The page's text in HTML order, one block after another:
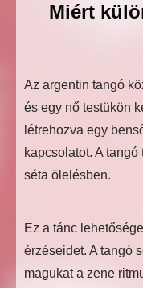
Miért
Az argentin tangó
és egy nő testükön
létrehozva egy
kapcsolatot. A
séta ölelésben.
Ez a tánc
érzéseidet. A tangó
magukat a zene